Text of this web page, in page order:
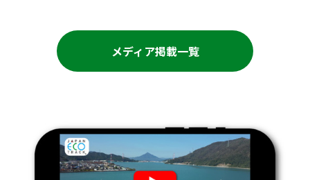
メディア掲載一覧